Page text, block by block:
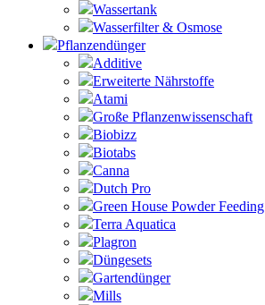
Wassertank
Wasserfilter & Osmose
Pflanzendünger
Additive
Erweiterte Nährstoffe
Atami
Große Pflanzenwissenschaft
Biobizz
Biotabs
Canna
Dutch Pro
Green House Powder Feeding
Terra Aquatica
Plagron
Düngesets
Gartendünger
Mills